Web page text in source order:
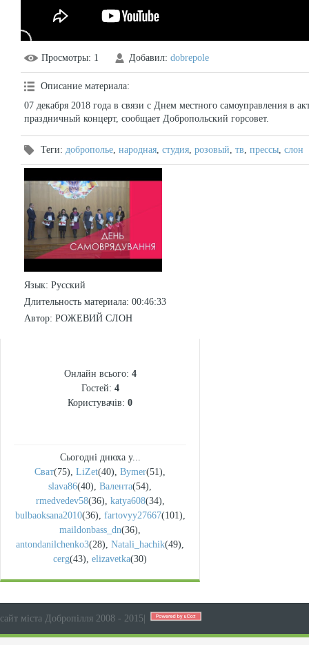
Просмотры: 1 Добавил: dobrepole
Описание материала:
07 декабря 2018 года в связи с Днем местного самоуправления в
праздничный концерт, сообщает Добропольский горсовет.
Теги: доброполье, народная, студия, розовый, тв, прессы, слон
Язык: Русский
Длительность материала: 00:46:33
Автор: РОЖЕВИЙ СЛОН
Онлайн всього: 4
Гостей: 4
Користувачів: 0
Сьогодні днюха у...
Сват(75), LiZet(40), Bymer(51),
slava86(40), Валента(54),
rmedvedev58(36), katya608(34),
bulbaoksana2010(36), fartovyy27667(101),
maildonbass_dn(36),
antondanilchenko3(28), Natali_hachik(49),
cerg(43), elizavetka(30)
сайт міста Добропілля 2008 - 2015